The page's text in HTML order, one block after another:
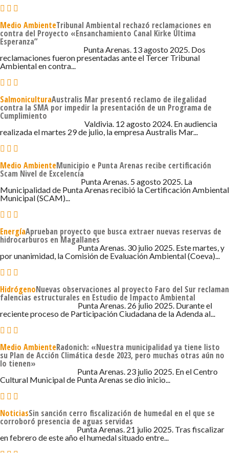
Medio AmbienteTribunal Ambiental rechazó reclamaciones en
contra del Proyecto «Ensanchamiento Canal Kirke Última
Esperanza”
13 DE AGOSTO DE 2025 - 4:33 Punta Arenas. 13 agosto 2025. Dos
reclamaciones fueron presentadas ante el Tercer Tribunal
Ambiental en contra...
SalmoniculturaAustralis Mar presentó reclamo de ilegalidad
contra la SMA por impedir la presentación de un Programa de
Cumplimiento
12 DE AGOSTO DE 2025 - 6:00 Valdivia. 12 agosto 2024. En audiencia
realizada el martes 29 de julio, la empresa Australis Mar...
Medio AmbienteMunicipio e Punta Arenas recibe certificación
Scam Nivel de Excelencia
Punta Arenas. 5 agosto 2025. La
Municipalidad de Punta Arenas recibió la Certificación Ambiental
Municipal (SCAM)...
EnergíaAprueban proyecto que busca extraer nuevas reservas de
hidrocarburos en Magallanes
30 DE JULIO DE 2025 - 7:00 Punta Arenas. 30 julio 2025. Este martes, y
por unanimidad, la Comisión de Evaluación Ambiental (Coeva)...
HidrógenoNuevas observaciones al proyecto Faro del Sur reclaman
falencias estructurales en Estudio de Impacto Ambiental
Punta Arenas. 26 julio 2025. Durante el
reciente proceso de Participación Ciudadana de la Adenda al...
Medio AmbienteRadonich: «Nuestra municipalidad ya tiene listo
su Plan de Acción Climática desde 2023, pero muchas otras aún no
lo tienen»
Punta Arenas. 23 julio 2025. En el Centro
Cultural Municipal de Punta Arenas se dio inicio...
NoticiasSin sanción cerro fiscalización de humedal en el que se
corroboró presencia de aguas servidas
21 DE JULIO DE 2025 - 9:00 Punta Arenas. 21 julio 2025. Tras fiscalizar
en febrero de este año el humedal situado entre...